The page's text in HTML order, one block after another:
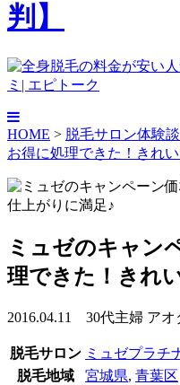
判】
HOME > 脱毛サロン体験談
お得に処理できた！きれ
ミュゼのキャン
理できた！きれ
2016.04.11 30代主婦 ア
脱毛サロン ミュゼプラチ
脱毛地域
宮城県, 青葉区